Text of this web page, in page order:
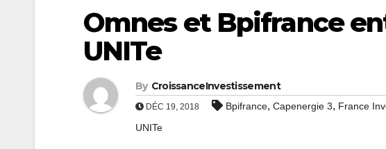
Omnes et Bpifrance
UNITe
By CroissanceInvestissement
DÉC 19, 2018 Bpifrance, Capenergie 3, France
UNITe